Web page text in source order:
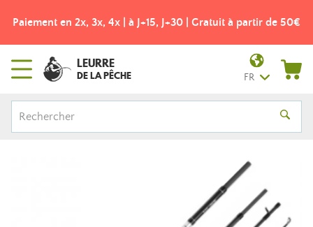
Paiement en 2x, 3x, 4x | à J+15, J+30 | Gratuit à partir de 50€
LEURRE
DE LA PÊCHE FR